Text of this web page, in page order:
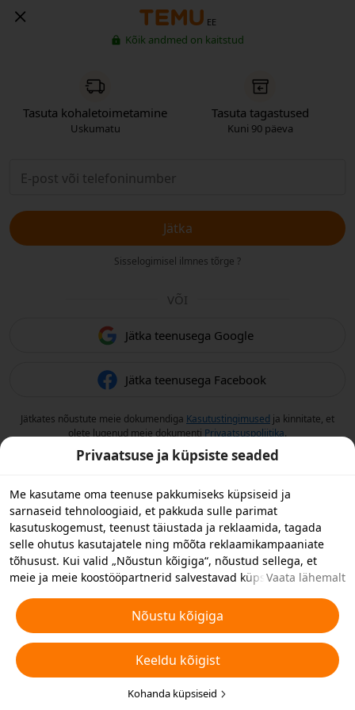
EE
Kõik andmed on kaitstud
Tasuta kohaletoimetamine
Uskumatu
Tasuta tagastused
Kuni 90 päeva
Jätka
Sisselogimisel ilmnes tõrge ?
VÕI
Jätka teenusega Google
Jätka teenusega Facebook
Jätkates nõustute meie dokumendiga Kasutustingimused ja kinnitate, et
olete lugenud meie dokumenti Privaatsuspoliitika.
Privaatsuse ja küpsiste seaded
Me kasutame oma teenuse pakkumiseks küpsiseid ja
sarnaseid tehnoloogiaid, et pakkuda sulle parimat
kasutuskogemust, teenust täiustada ja reklaamida, tagada
selle ohutus kasutajatele ning mõõta reklaamikampaaniate
tõhusust. Kui valid „Nõustun kõigiga“, nõustud sellega, et
meie ja meie koostööpartnerid salvestavad küpsiseid ja
seadmesse. Samuti saad valida „Keeldun kõigist“, et keelduda
mitteolulistest küpsistest, või valida allpool või oma
privaatsusseadetes „Kohanda küpsiseid”, et valida millist tüüpi
küpsiseid soovite vastu võtta või keelata. Täiendavate
üksikasjade jaoks vaataKüpsiste ja muu sarnase tehnoloogia
Vaata lähemalt
Nõustu kõigiga
Keeldu kõigist
Kohanda küpsiseid